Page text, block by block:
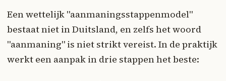
Een wettelijk "aanmaningsstappenmodel"
bestaat niet in Duitsland, en zelfs het woord
"aanmaning" is niet strikt vereist. In de praktijk
werkt een aanpak in drie stappen het beste: